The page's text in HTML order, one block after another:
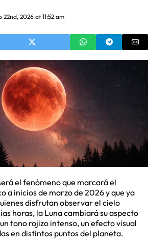
2026 at 11:52 am
el fenómeno que marcará el
a inicios de marzo de 2026 y que ya
disfrutan observar el cielo
horas, la Luna cambiará su aspecto
tono rojizo intenso, un efecto visual
en distintos puntos del planeta.